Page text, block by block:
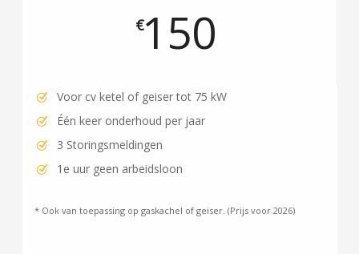
€150
Voor cv ketel of geiser tot 75 kW
Één keer onderhoud per jaar
3 Storingsmeldingen
1e uur geen arbeidsloon
* Ook van toepassing op gaskachel of geiser. (Prijs voor 2026)